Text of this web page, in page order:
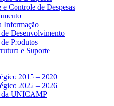
e Controle de Despesas
Informação
de Desenvolvimento
Produtos
e Suporte
2015 – 2020
2022 – 2026
da UNICAMP